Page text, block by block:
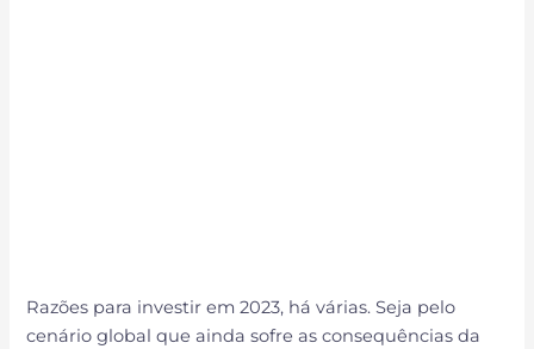
Razões para investir em 2023, há várias. Seja pelo
cenário global que ainda sofre as consequências da